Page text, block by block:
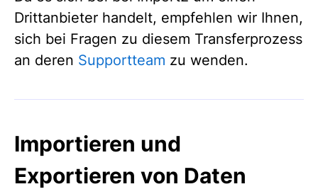
Drittanbieter handelt, empfehlen wir Ihnen,
sich bei Fragen zu diesem Transferprozess
an deren Supportteam zu wenden.
Importieren und
Exportieren von Daten